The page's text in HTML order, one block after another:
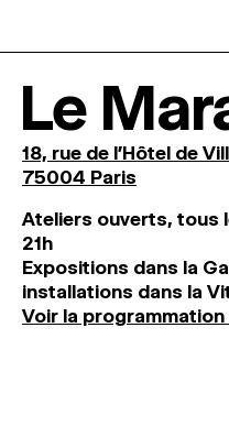
Le
18, rue de l'Hôtel de
75004 Paris
Ateliers ouverts, tous
21h
Expositions dans la
installations dans la
Voir la